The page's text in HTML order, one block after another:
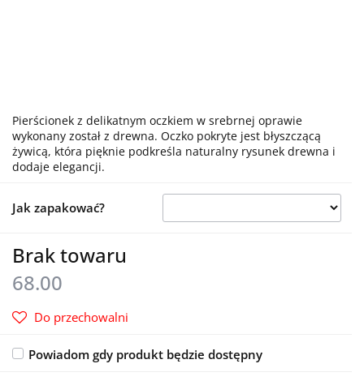
Pierścionek z delikatnym oczkiem w srebrnej oprawie
wykonany został z drewna. Oczko pokryte jest błyszczącą
żywicą, która pięknie podkreśla naturalny rysunek drewna i
dodaje elegancji.
Jak zapakować?
Brak towaru
68.00
Do przechowalni
Powiadom gdy produkt będzie dostępny